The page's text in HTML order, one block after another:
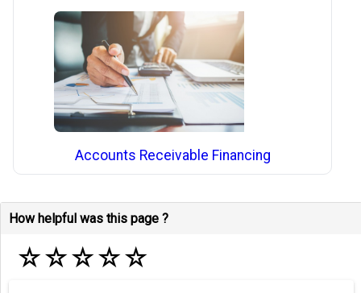
Accounts Receivable Financing
How helpful was this page ?
☆☆☆☆☆